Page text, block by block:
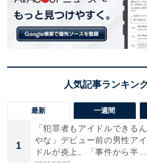
最新 一週間
1
「犯罪者もアイドルできるん
やな」デビュー前の男性アイ
ドルが炎上。「事件から半年